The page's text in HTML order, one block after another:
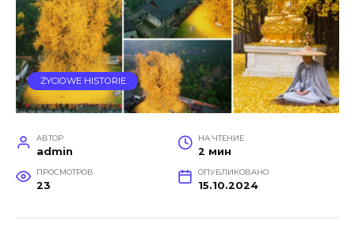
ŻYCIOWE HISTORIE
АВТОР
admin
НА ЧТЕНИЕ
2 мин
ПРОСМОТРОВ
23
ОПУБЛИКОВАНО
15.10.2024